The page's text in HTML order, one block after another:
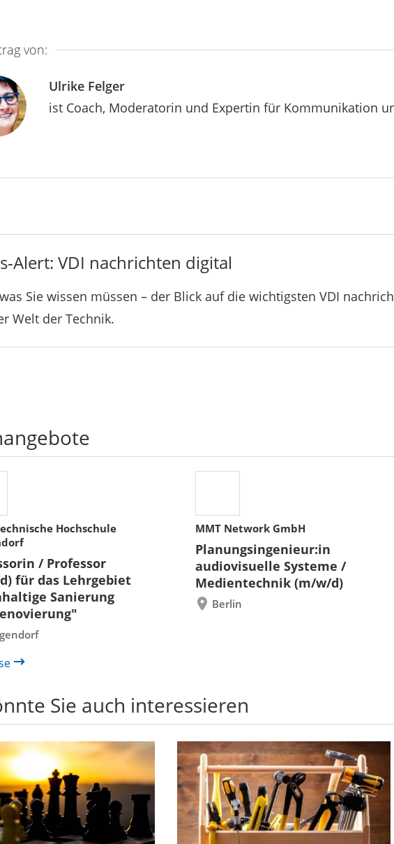
von:
Ulrike Felger
ist Coach, Moderatorin und Expertin für Kommunikation
Alert: VDI nachrichten digital
Sie wissen müssen – der Blick auf die wichtigsten VDI
Welt der Technik.
Hochschule
/ Professor
für das Lehrgebiet
Sanierung
MMT Network GmbH
Planungsingenieur:in
audiovisuelle Systeme /
Medientechnik (m/w/d)
Berlin
Sie auch interessieren